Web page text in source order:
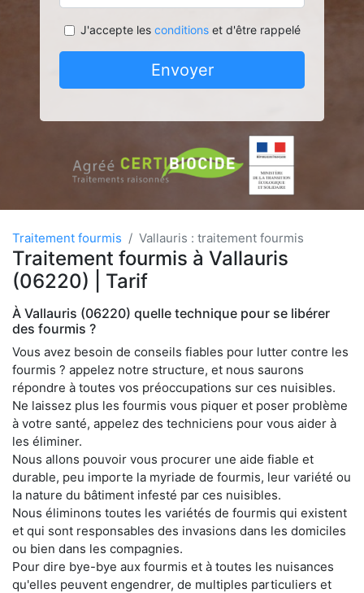
J'accepte les conditionset d'être rappelé
Envoyer
Traitement fourmis Vallauris : traitement fourmis
Traitement fourmis à Vallauris
(06220) | Tarif
À Vallauris (06220) quelle technique pour se libérer
des fourmis ?
Vous avez besoin de conseils fiables pour lutter contre les
fourmis ? appelez notre structure, et nous saurons
répondre à toutes vos préoccupations sur ces nuisibles.
Ne laissez plus les fourmis vous piquer et poser problème
à votre santé, appelez des techniciens pour vous aider à
les éliminer.
Nous allons pouvoir vous procurer une aide fiable et
durable, peu importe la myriade de fourmis, leur variété ou
la nature du bâtiment infesté par ces nuisibles.
Nous éliminons toutes les variétés de fourmis qui existent
et qui sont responsables des invasions dans les domiciles
ou bien dans les compagnies.
Pour dire bye-bye aux fourmis et à toutes les nuisances
qu'elles peuvent engendrer, de multiples particuliers et